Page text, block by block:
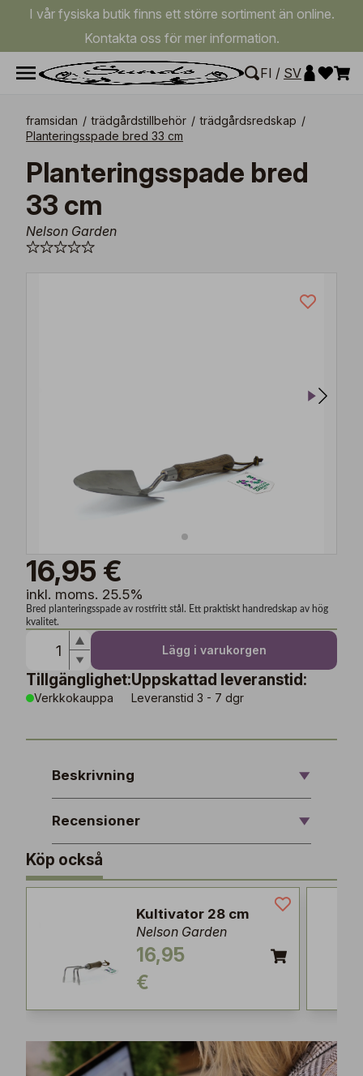
I vår fysiska butik finns ett större sortiment än online.
Kontakta oss för mer information.
FI / SV
framsidan / trädgårdstillbehör / trädgårdsredskap /
Planteringsspade bred 33 cm
Planteringsspade bred
33 cm
Nelson Garden
16,95 €
inkl. moms. 25.5%
Bred planteringsspade av rostfritt stål. Ett praktiskt handredskap av hög
kvalitet.
Lägg i varukorgen
Tillgänglighet:
Verkkokauppa
Uppskattad leveranstid:
Leveranstid 3 - 7 dgr
Beskrivning
Recensioner
Köp också
Kultivator 28 cm
Nelson Garden
16,95
€